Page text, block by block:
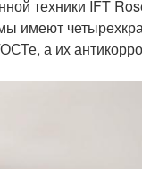
техники IFT
имеют
а их